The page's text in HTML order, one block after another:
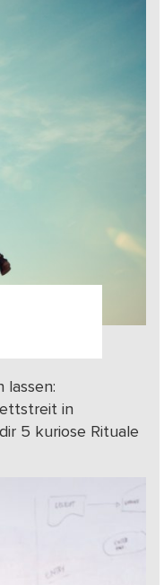
lassen:
in
5 kuriose Rituale